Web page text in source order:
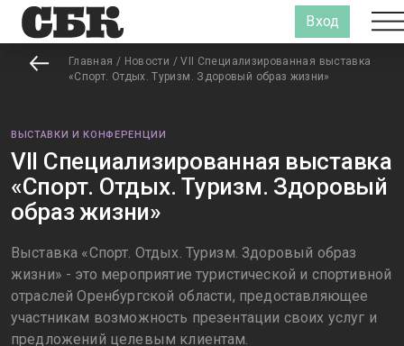
Вход
Главная / Новости / VII Специализированная выставка
«Спорт. Отдых. Туризм. Здоровый образ жизни»
ВЫСТАВКИ И КОНФЕРЕНЦИИ
VII Специализированная выставка
«Спорт. Отдых. Туризм. Здоровый
образ жизни»
Выставка «Спорт. Отдых. Туризм. Здоровый образ
жизни» - это мероприятие туристической и спортивной
отраслей Оренбургской области, предоставляющее
участникам возможность презентации своих услуг и
предложений целевым клиентам.